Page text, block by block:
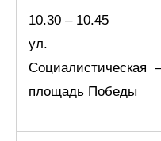
10.30 – 10.45
ул.
Социалистическая –
площадь Победы